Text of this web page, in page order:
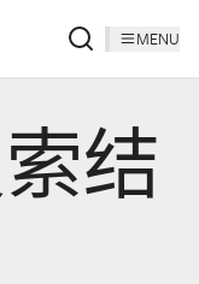
MENU
结